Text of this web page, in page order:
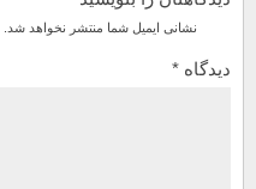
نشانی ایمیل شما منتشر نخواهد شد.
دیدگاه *